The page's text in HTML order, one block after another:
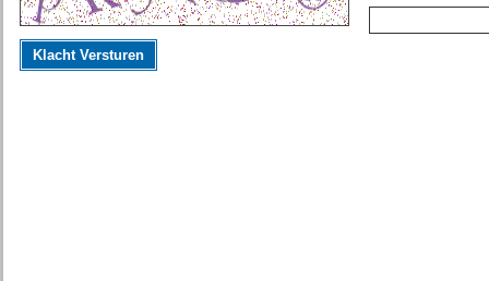
Klacht Versturen